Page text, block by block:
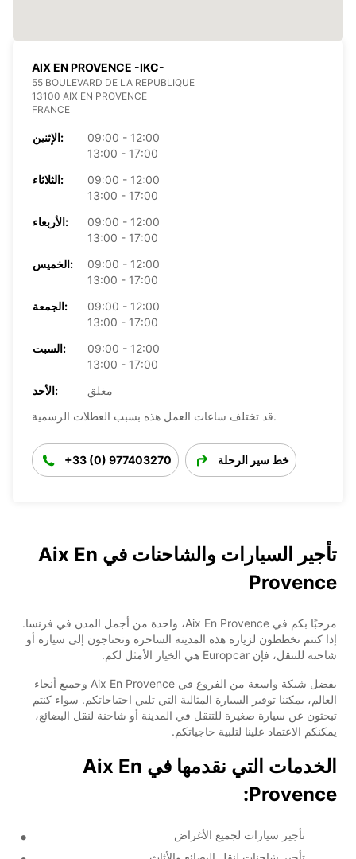
AIX EN PROVENCE -IKC-
55 BOULEVARD DE LA REPUBLIQUE
13100 AIX EN PROVENCE
FRANCE
الإثنين:
09:00 - 12:00
13:00 - 17:00
الثلاثاء:
09:00 - 12:00
13:00 - 17:00
الأربعاء:
09:00 - 12:00
13:00 - 17:00
الخميس:
09:00 - 12:00
13:00 - 17:00
الجمعة:
09:00 - 12:00
13:00 - 17:00
السبت:
09:00 - 12:00
13:00 - 17:00
الأحد:
مغلق
قد تختلف ساعات العمل هذه بسبب العطلات الرسمية.
+33 (0) 977403270 خط سير الرحلة
تأجير السيارات والشاحنات في Aix En
Provence
مرحبًا بكم في Aix En Provence، واحدة من أجمل المدن في فرنسا.
إذا كنتم تخططون لزيارة هذه المدينة الساحرة وتحتاجون إلى سيارة أو
شاحنة للتنقل، فإن Europcar هي الخيار الأمثل لكم.
بفضل شبكة واسعة من الفروع في Aix En Provence وجميع أنحاء
العالم، يمكننا توفير السيارة المثالية التي تلبي احتياجاتكم. سواء كنتم
تبحثون عن سيارة صغيرة للتنقل في المدينة أو شاحنة لنقل البضائع،
يمكنكم الاعتماد علينا لتلبية حاجياتكم.
الخدمات التي نقدمها في Aix En
Provence:
تأجير سيارات لجميع الأغراض